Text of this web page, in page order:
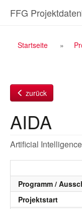
InhaltFFG
Startseite
zurück
AIDA
Artificial
Programm /
Projektstart